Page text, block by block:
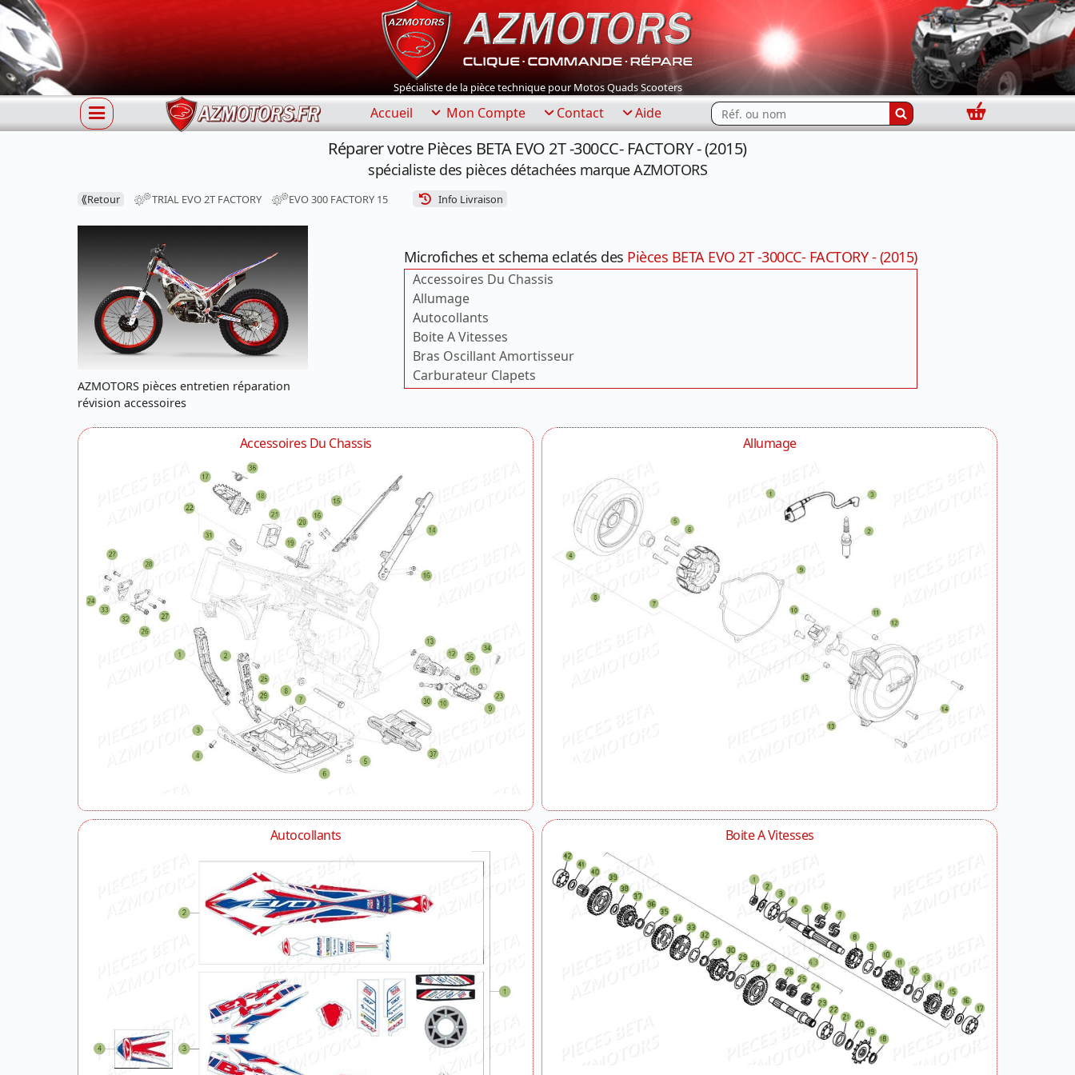
Spécialiste de la pièce technique pour Motos Quads Scooters
Accueil Mon Compte Contact Aide Rechercher...
Panier
Réparer votre Pièces BETA EVO 2T -300CC- FACTORY - (2015)
spécialiste des pièces détachées marque AZMOTORS
⟪Retour TRIAL EVO 2T FACTORY EVO 300 FACTORY 15 Info Livraison
AZMOTORS pièces entretien réparation
révision accessoires
Microfiches et schema eclatés des Pièces BETA EVO 2T -300CC- FACTORY - (2015)
Accessoires Du Chassis
Allumage
Autocollants
Boite A Vitesses
Bras Oscillant Amortisseur
Carburateur Clapets
Carburateur Detail
Carter Embrayage
Embrayage
Filtre A Air
Fourche
Freins Selecteur De Frein
Guidon Commandes
Kick Starter
Radiateur
Roue Arriere
Roue Avant
Selecteur De Vitesses
Systeme Electrique
Vilebrequin Piston Cylindre
Accessoires Du Chassis Allumage
Autocollants Boite A Vitesses